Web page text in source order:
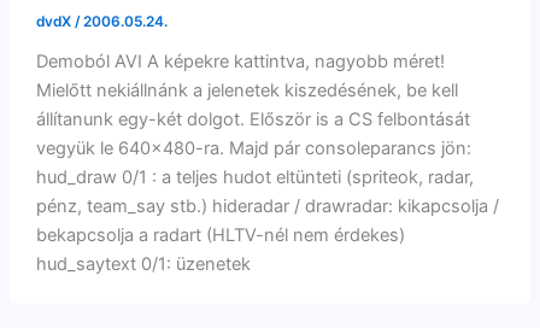
dvdX /2006.05.24.
Demoból AVI A képekre kattintva, nagyobb méret!
Mielőtt nekiállnánk a jelenetek kiszedésének, be kell
állítanunk egy-két dolgot. Először is a CS felbontását
vegyük le 640×480-ra. Majd pár consoleparancs jön:
hud_draw 0/1 : a teljes hudot eltünteti (spriteok, radar,
pénz, team_say stb.) hideradar / drawradar: kikapcsolja /
bekapcsolja a radart (HLTV-nél nem érdekes)
hud_saytext 0/1: üzenetek